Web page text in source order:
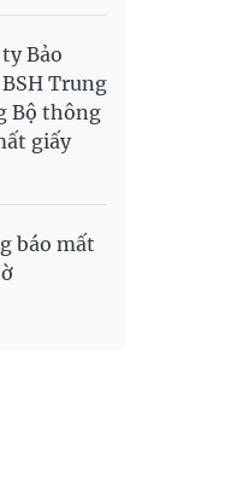
Bảo
Trung
Bộ thông
giấy
báo mất